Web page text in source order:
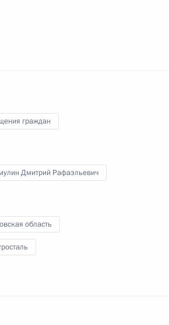
личного приёма в режиме
Референтуры
в Приёмной
года
граждан
Дмитрий Рафаэльевич
область